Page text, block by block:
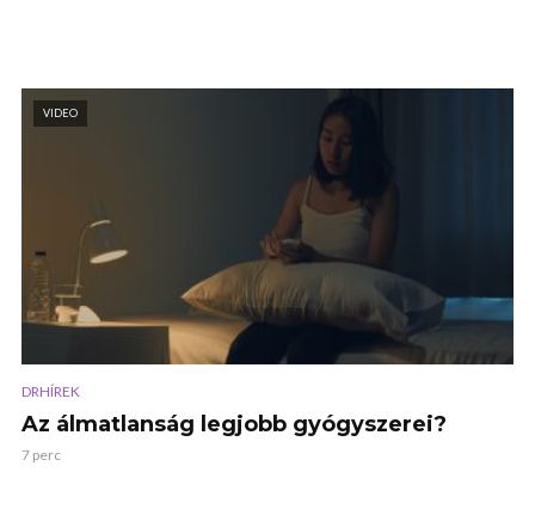
VIDEO
DRHÍREK
Az álmatlanság legjobb gyógyszerei?
7 perc